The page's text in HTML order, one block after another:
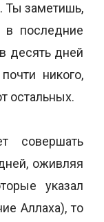
Ты заметишь,
в последние
десять дней
никого,
остальных.
совершать
оживляя
указал
Аллаха), то